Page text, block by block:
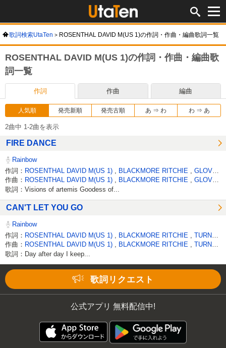
歌詞検索UtaTen ROSENTHAL DAVID M(US 1)の作詞・作曲・編曲歌詞一覧
ROSENTHAL DAVID M(US 1)の作詞・作曲・編曲歌
詞一覧
作詞 作曲 編曲
人気順 発売新順 発売古順 あ ⇒ わ わ ⇒ あ
2曲中 1-2曲を表示
FIRE DANCE
Rainbow
作詞： ROSENTHAL DAVID M(US 1) BLACKMORE RITCHIE
GLOVER ROGER DAVID
作曲： ROSENTHAL DAVID M(US 1) BLACKMORE RITCHIE GLOVER ROGER DAVID
歌詞：Visions of artemis Goodess of...
CAN'T LET YOU GO
Rainbow
作詞： ROSENTHAL DAVID M(US 1) BLACKMORE RITCHIE
TURNER JOE LYNN
作曲： ROSENTHAL DAVID M(US 1) BLACKMORE RITCHIE TURNER JOE LYNN
歌詞：Day after day I keep...
Unmute /
Loaded:
38.44%
歌詞リクエスト
公式アプリ 無料配信中!